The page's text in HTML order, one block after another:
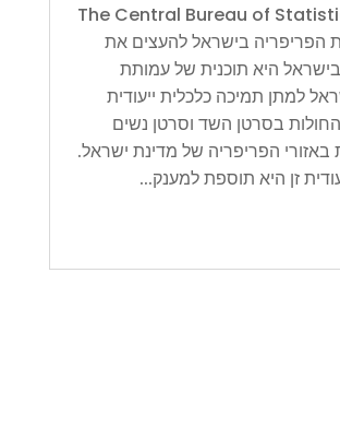
The Central Bureau of
הפריפריה בישראל להעצים את
היא תוכנית של עמותת
למתן תמיכה כלכלית ייעודית
בסרטן השד וסרטן נשים
באזורי הפריפריה של מדינת ישראל.
זן היא תוספת למענק...